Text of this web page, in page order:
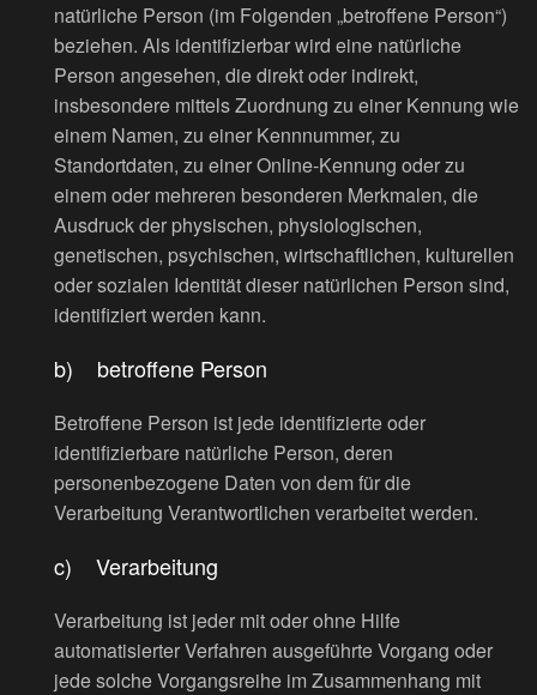
natürliche Person (im Folgenden „betroffene Person“)
beziehen. Als identifizierbar wird eine natürliche
Person angesehen, die direkt oder indirekt,
insbesondere mittels Zuordnung zu einer Kennung wie
einem Namen, zu einer Kennnummer, zu
Standortdaten, zu einer Online-Kennung oder zu
einem oder mehreren besonderen Merkmalen, die
Ausdruck der physischen, physiologischen,
genetischen, psychischen, wirtschaftlichen, kulturellen
oder sozialen Identität dieser natürlichen Person sind,
identifiziert werden kann.
b) betroffene Person
Betroffene Person ist jede identifizierte oder
identifizierbare natürliche Person, deren
personenbezogene Daten von dem für die
Verarbeitung Verantwortlichen verarbeitet werden.
c) Verarbeitung
Verarbeitung ist jeder mit oder ohne Hilfe
automatisierter Verfahren ausgeführte Vorgang oder
jede solche Vorgangsreihe im Zusammenhang mit